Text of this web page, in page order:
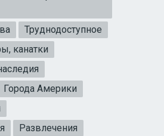
Труднодоступное
канатки
Города Америки
Развлечения